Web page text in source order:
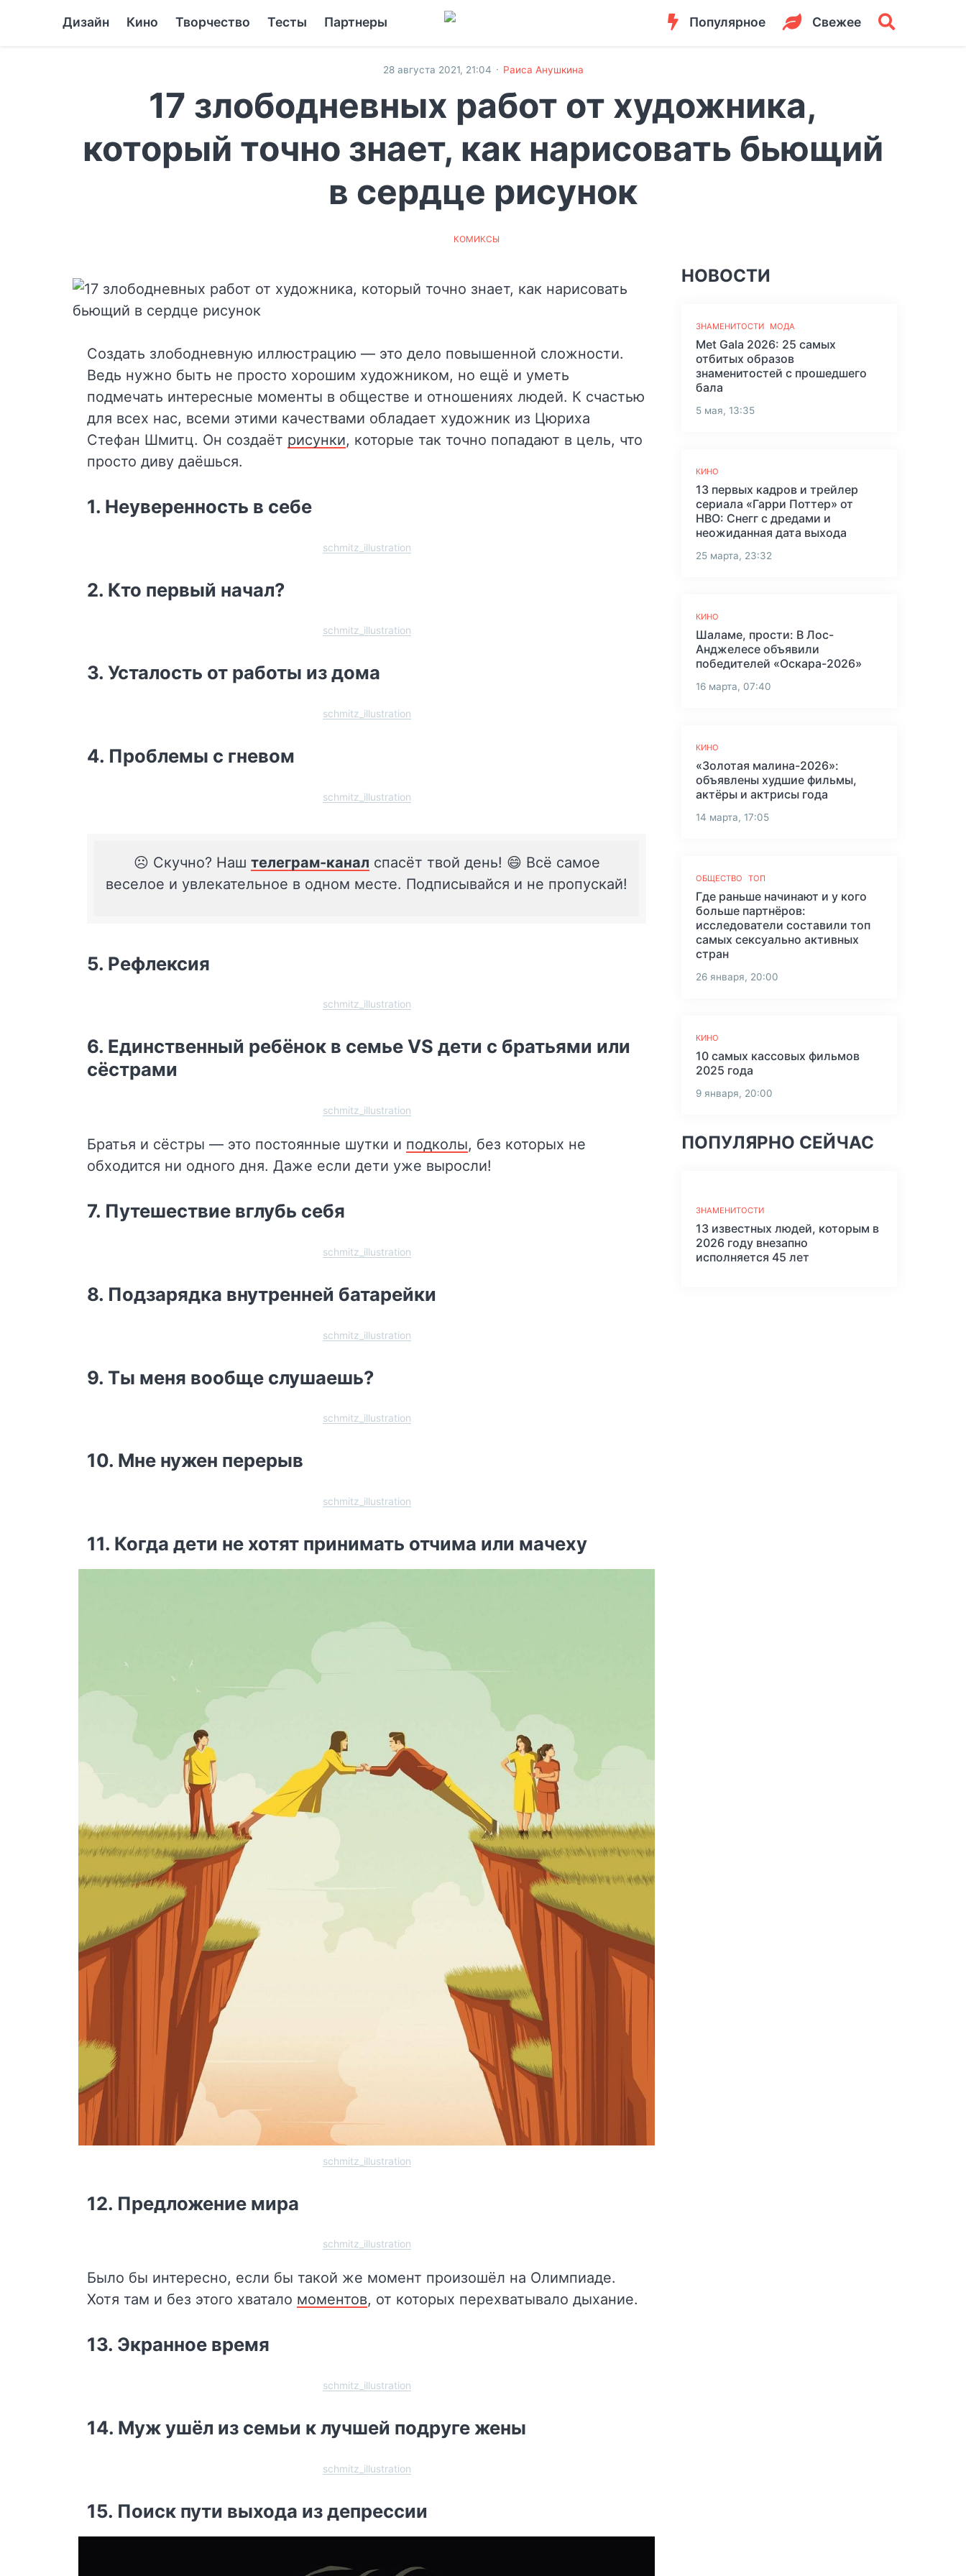
Дизайн Кино Творчество Тесты Партнеры Популярное Свежее
28 августа 2021, 21:04 · Раиса Анушкина
17 злободневных работ от художника,
который точно знает, как нарисовать бьющий
в сердце рисунок
КОМИКСЫ
Создать злободневную иллюстрацию — это дело повышенной сложности.
Ведь нужно быть не просто хорошим художником, но ещё и уметь
подмечать интересные моменты в обществе и отношениях людей. К счастью
для всех нас, всеми этими качествами обладает художник из Цюриха
Стефан Шмитц. Он создаёт рисунки, которые так точно попадают в цель, что
просто диву даёшься.
1. Неуверенность в себе
schmitz_illustration
2. Кто первый начал?
schmitz_illustration
3. Усталость от работы из дома
schmitz_illustration
4. Проблемы с гневом
schmitz_illustration
☹️ Скучно? Наш телеграм-канал спасёт твой день! 😄 Всё самое
веселое и увлекательное в одном месте. Подписывайся и не пропускай!
5. Рефлексия
schmitz_illustration
6. Единственный ребёнок в семье VS дети с братьями или
сёстрами
schmitz_illustration
Братья и сёстры — это постоянные шутки и подколы, без которых не
обходится ни одного дня. Даже если дети уже выросли!
7. Путешествие вглубь себя
schmitz_illustration
8. Подзарядка внутренней батарейки
schmitz_illustration
9. Ты меня вообще слушаешь?
schmitz_illustration
10. Мне нужен перерыв
schmitz_illustration
11. Когда дети не хотят принимать отчима или мачеху
schmitz_illustration
12. Предложение мира
schmitz_illustration
Было бы интересно, если бы такой же момент произошёл на Олимпиаде.
Хотя там и без этого хватало моментов, от которых перехватывало дыхание.
13. Экранное время
schmitz_illustration
14. Муж ушёл из семьи к лучшей подруге жены
schmitz_illustration
15. Поиск пути выхода из депрессии
НОВОСТИ
ЗНАМЕНИТОСТИ МОДА
Met Gala 2026: 25 самых
отбитых образов
знаменитостей с прошедшего
бала
5 мая, 13:35
КИНО
13 первых кадров и трейлер
сериала «Гарри Поттер» от
HBO: Снегг с дредами и
неожиданная дата выхода
25 марта, 23:32
КИНО
Шаламе, прости: В Лос-
Анджелесе объявили
победителей «Оскара-2026»
16 марта, 07:40
КИНО
«Золотая малина-2026»:
объявлены худшие фильмы,
актёры и актрисы года
14 марта, 17:05
ОБЩЕСТВО ТОП
Где раньше начинают и у кого
больше партнёров:
исследователи составили топ
самых сексуально активных
стран
26 января, 20:00
КИНО
10 самых кассовых фильмов
2025 года
9 января, 20:00
ПОПУЛЯРНО СЕЙЧАС
ЗНАМЕНИТОСТИ
13 известных людей, которым в
2026 году внезапно
исполняется 45 лет